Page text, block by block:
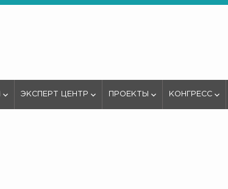
ЭКСПЕРТ ЦЕНТР ПРОЕКТЫ КОНГРЕСС